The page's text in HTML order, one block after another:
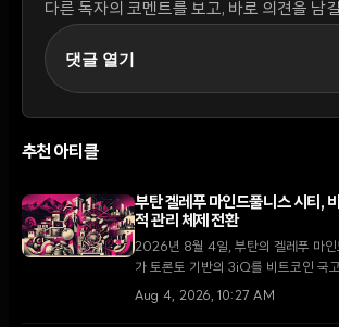
다른 독자의 코멘트를 보고, 바로 의견을 남
댓글 열기
추천 아티클
부탄 겔레푸 마인드풀니스 시티,
적 관리 체제 전환
2026년 8월 4일, 부탄의 겔레푸 마
가 토론토 기반의 3iQ를 비트코인 국
순 보유에서 능동적 운용으로 전략을
Aug 4, 2026, 10:27 AM